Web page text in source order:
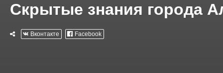
Скрытые знания города
Вконтакте Facebook